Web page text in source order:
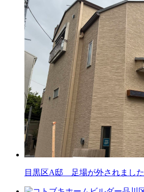
目黒区A邸 足場が外されました